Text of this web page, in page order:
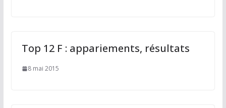
Top 12 F : appariements, résultats
8 mai 2015